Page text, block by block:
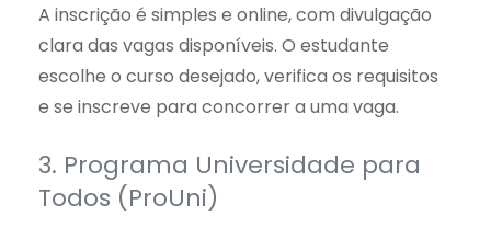
A inscrição é simples e online, com divulgação
clara das vagas disponíveis. O estudante
escolhe o curso desejado, verifica os requisitos
e se inscreve para concorrer a uma vaga.
3. Programa Universidade para
Todos (ProUni)